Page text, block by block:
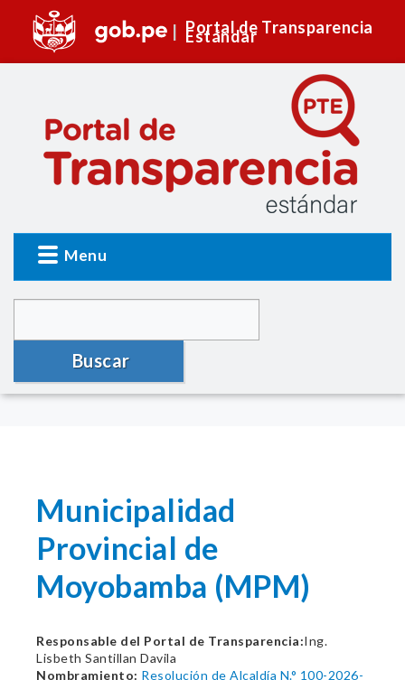
Portal de Transparencia
Estándar
Menu
Buscar
Municipalidad
Provincial de
Moyobamba (MPM)
Responsable del Portal de Transparencia:Ing.
Lisbeth Santillan Davila
Nombramiento: Resolución de Alcaldía N.° 100-2026-